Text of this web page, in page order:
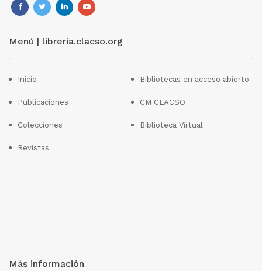
Menú | libreria.clacso.org
Inicio
Publicaciones
Colecciones
Revistas
Bibliotecas en acceso abierto
CM CLACSO
Biblioteca Virtual
Más información